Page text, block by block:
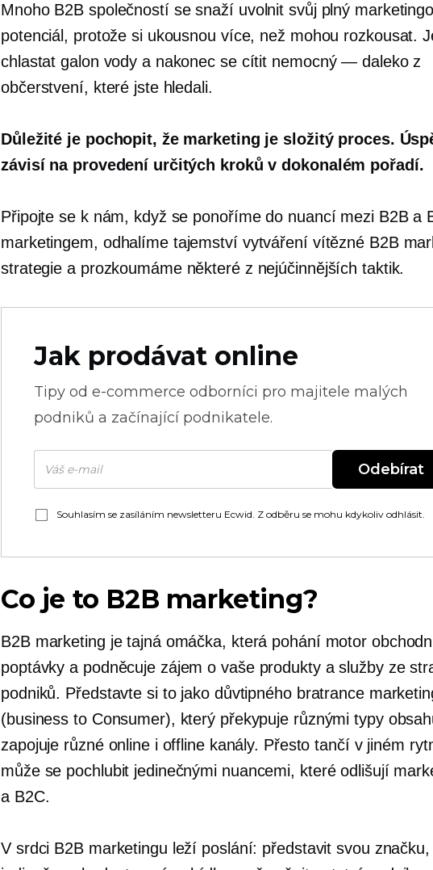
Mnoho B2B společností se snaží uvolnit svůj plný
potenciál, protože si ukousnou více, než mohou rozkousat.
chlastat galon vody a nakonec se cítit nemocný — dalekoz
občerstvení, které jste hledali.
Důležité je pochopit, že marketing je složitý proces.
závisí na provedení určitých kroků v dokonalém pořadí.
Připojte se k nám, když se ponoříme do nuancí mezi B2B a
marketingem, odhalíme tajemství vytváření vítězné B2B
strategie a prozkoumáme některé z nejúčinnějších taktik.
Jak prodávat online
Tipy od e-commerce odborníci pro majitele malých
podniků a začínající podnikatele.
Odebírat
Souhlasím se zasíláním newsletteru Ecwid. Z odběru se mohu kdykoliv odhlásit.
Co je to B2B marketing?
B2B marketing je tajná omáčka, která pohání motor
poptávky a podněcuje zájem o vaše produkty a služby ze
podniků. Představte si to jako důvtipného bratrance
(business to Consumer), který překypuje různými typy
zapojuje různé online i offline kanály. Přesto tančí v jiném
může se pochlubit jedinečnými nuancemi, které odlišují
a B2C.
V srdci B2B marketingu leží poslání: představit svou